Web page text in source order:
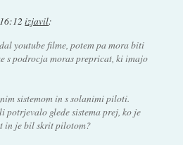
izjavil:
youtube filme, potem pa mora biti
s podrocja moras prepricat, ki imajo
sistemom in s solanimi piloti.
potrjevalo glede sistema prej, ko je
in je bil skrit pilotom?